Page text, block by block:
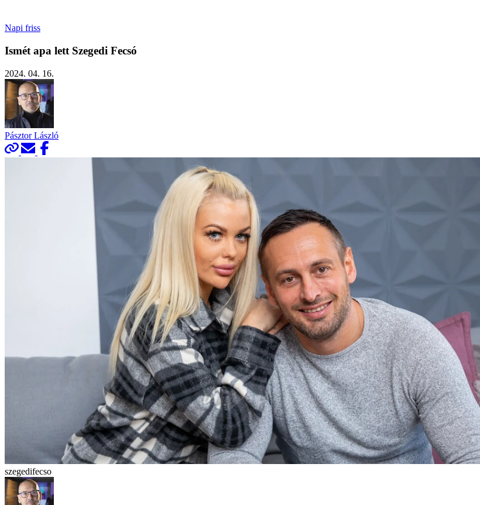
Napi friss
Ismét apa lett Szegedi Fecsó
2024. 04. 16.
Pásztor László
szegedifecso